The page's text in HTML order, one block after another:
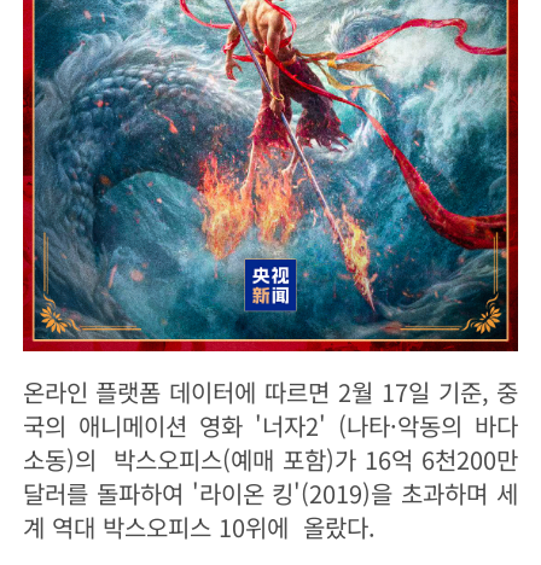
온라인 플랫폼 데이터에 따르면 2월 17일 기준, 중
국의 애니메이션 영화 '너자2' (나타·악동의 바다
소동)의 박스오피스(예매 포함)가 16억 6천200만
달러를 돌파하여 '라이온 킹'(2019)을 초과하며 세
계 역대 박스오피스 10위에 올랐다.